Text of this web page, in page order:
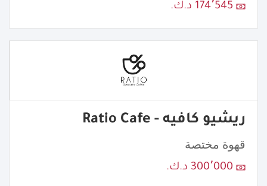
174٬545 د.ك.
ريشيو كافيه - Ratio Cafe
قهوة مختصة
300٬000 د.ك.